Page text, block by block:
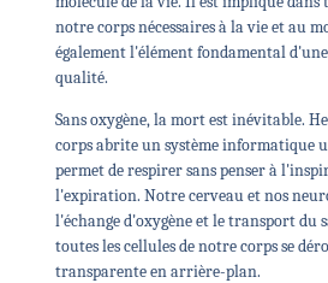
notre corps nécessaires à la vie et au
également l'élément fondamental
qualité.
Sans oxygène, la mort est inévitable.
corps abrite un système informatique
permet de respirer sans penser à
l'expiration. Notre cerveau et nos
l'échange d'oxygène et le transport du
toutes les cellules de notre corps se
transparente en arrière-plan.